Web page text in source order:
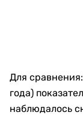
Для
года)
наблюдалось